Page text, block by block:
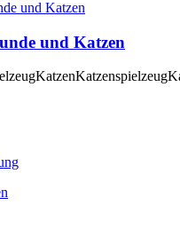
und Katzen
KatzenKatzenspielzeug